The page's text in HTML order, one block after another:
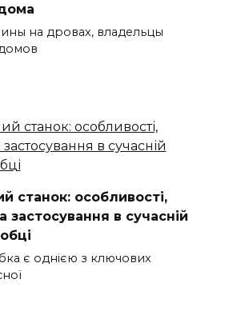
на дровах, владельцы
станок: особливості,
застосування в сучасній
є однією з ключових